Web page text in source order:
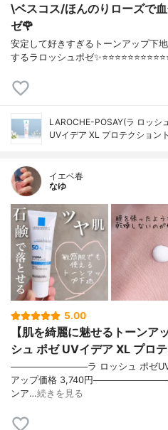
\ベスコス/ほんのりローズで
ゼ🌹
安定して好きすぎるトーンアップ下
するラロッシュポゼ
LAROCHE-POSAY(ラ ロッシ
UVイデア XL プロテクション
イエベ春
なゆ
5.00
【肌を綺麗に魅せるトーンア
シュ ポゼ UVイデア XL プロ
────────────ラ ロッシュ ポゼUV
アップ価格 3,740円
ンア…続きを見る